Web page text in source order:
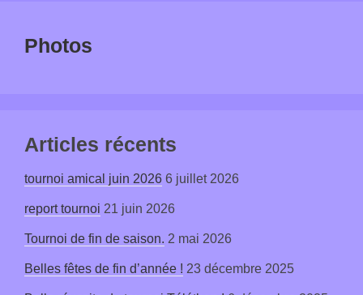
Photos
Articles récents
tournoi amical juin 2026 6 juillet 2026
report tournoi 21 juin 2026
Tournoi de fin de saison. 2 mai 2026
Belles fêtes de fin d’année ! 23 décembre 2025